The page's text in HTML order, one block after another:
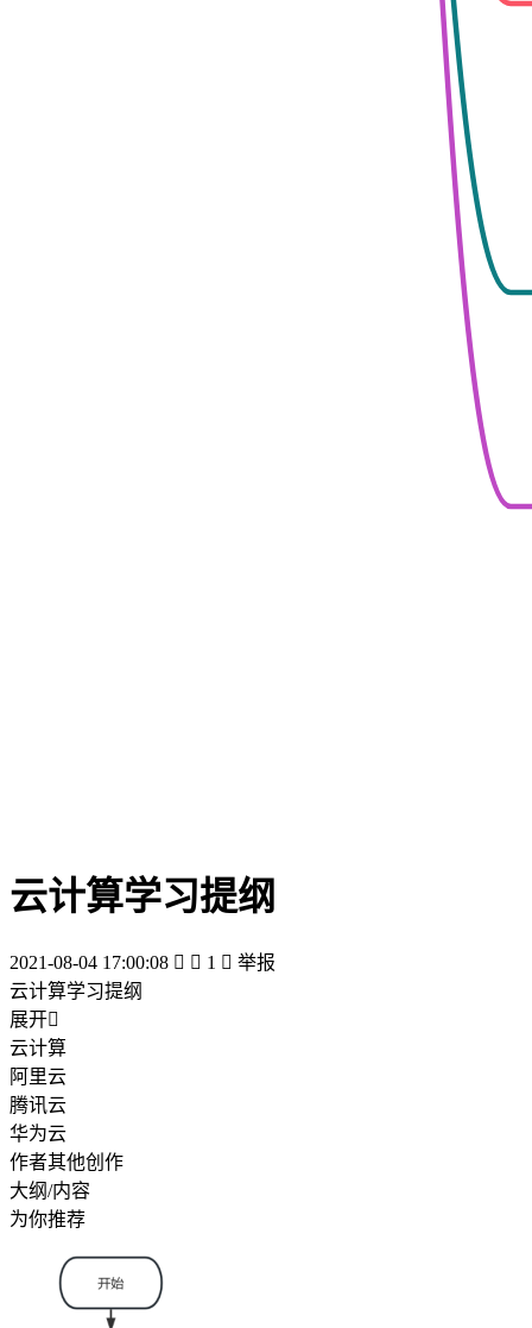
云计算学习提纲
2021-08-04 17:00:08   1  举报
云计算学习提纲
展开
云计算
阿里云
腾讯云
华为云
作者其他创作
大纲/内容
为你推荐